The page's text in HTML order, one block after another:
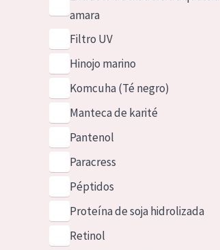
amara
Filtro UV
Hinojo marino
Komcuha (Té negro)
Manteca de karité
Pantenol
Paracress
Péptidos
Proteína de soja hidrolizada
Retinol